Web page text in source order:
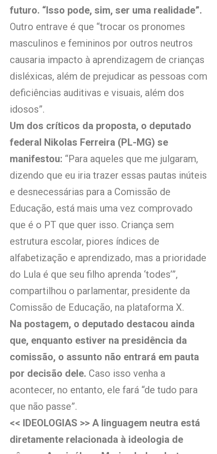
futuro. “Isso pode, sim, ser uma realidade”.
Outro entrave é que “trocar os pronomes
masculinos e femininos por outros neutros
causaria impacto à aprendizagem de crianças
disléxicas, além de prejudicar as pessoas com
deficiências auditivas e visuais, além dos
idosos”.
Um dos críticos da proposta, o deputado
federal Nikolas Ferreira (PL-MG) se
manifestou: “Para aqueles que me julgaram,
dizendo que eu iria trazer essas pautas inúteis
e desnecessárias para a Comissão de
Educação, está mais uma vez comprovado
que é o PT que quer isso. Criança sem
estrutura escolar, piores índices de
alfabetização e aprendizado, mas a prioridade
do Lula é que seu filho aprenda ‘todes’”,
compartilhou o parlamentar, presidente da
Comissão de Educação, na plataforma X.
Na postagem, o deputado destacou ainda
que, enquanto estiver na presidência da
comissão, o assunto não entrará em pauta
por decisão dele. Caso isso venha a
acontecer, no entanto, ele fará “de tudo para
que não passe”.
<< IDEOLOGIAS >> A linguagem neutra está
diretamente relacionada à ideologia de